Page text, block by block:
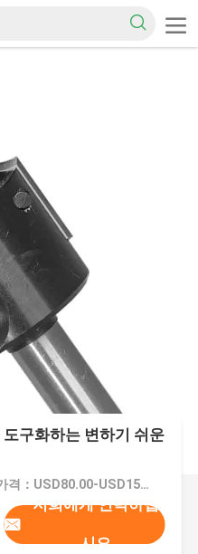
구화하는 변하기 쉬운
가격：USD80.00-USD150.00
저희에게 연락하십
시오